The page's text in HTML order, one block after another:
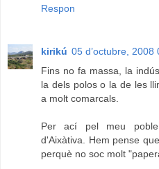
Respon
kirikú 05 d’octubre, 2008
Fins no fa massa, la
la dels polos o la de les
a molt comarcals.
Per ací pel meu
d'Aixàtiva. Hem pense
perquè no soc molt